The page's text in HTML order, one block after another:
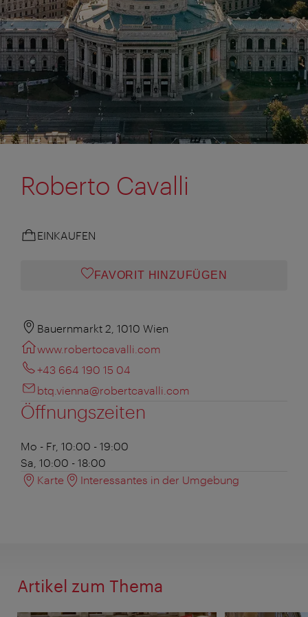
Roberto Cavalli
EINKAUFEN
FAVORIT HINZUFÜGEN
Bauernmarkt 2, 1010 Wien
www.robertocavalli.com
+43 664 190 15 04
btq.vienna@robertcavalli.com
Öffnungszeiten
Mo - Fr, 10:00 - 19:00
Sa, 10:00 - 18:00
Karte
Interessantes in der Umgebung
Artikel zum Thema